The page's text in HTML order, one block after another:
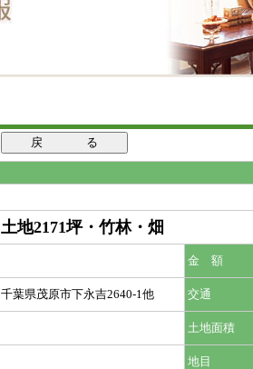
土地2171坪・竹林・畑
金 額
千葉県茂原市下永吉2640-1他 交通
土地面積
地目